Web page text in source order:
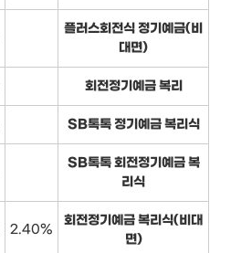
플러스회전식 정기예금(비
대면)
회전정기예금 복리
SB톡톡 정기예금 복리식
SB톡톡 회전정기예금 복
리식
2.40%
회전정기예금 복리식(비대
면)